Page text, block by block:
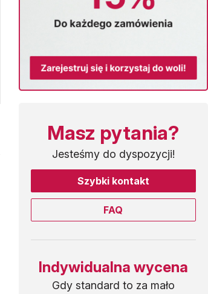
Masz pytania?
Jesteśmy do dyspozycji!
Szybki kontakt
FAQ
Indywidualna wycena
Gdy standard to za mało